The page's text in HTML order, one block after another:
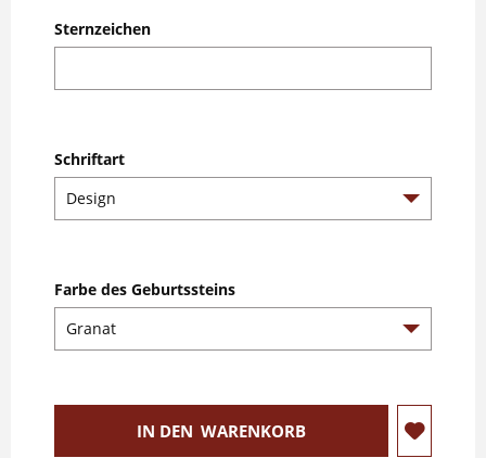
Sternzeichen
Schriftart
Farbe des Geburtssteins
IN DEN WARENKORB